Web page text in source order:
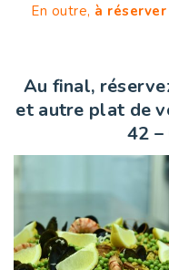
En outre, à
Au final,
et autre plat de
42